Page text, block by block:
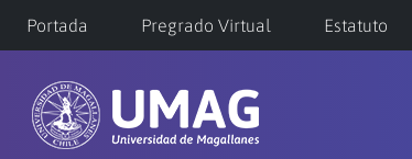
Portada Pregrado Virtual Estatuto